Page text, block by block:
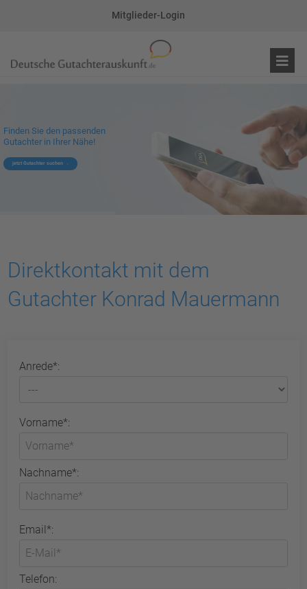
Mitglieder-Login
Finden Sie den passenden
Gutachter in Ihrer Nähe!
jetzt Gutachter suchen
Direktkontakt mit dem
Gutachter Konrad Mauermann
Anrede*:
Vorname*:
Nachname*:
Email*:
Telefon: